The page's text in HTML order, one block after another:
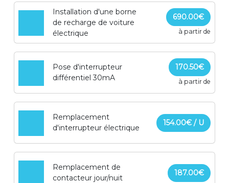
Installation d'une borne
de recharge de voiture
électrique
690.00€
à partir de
Pose d'interrupteur
différentiel 30mA
170.50€
à partir de
Remplacement
d'interrupteur électrique
154.00€ / U
Remplacement de
contacteur jour/nuit
187.00€